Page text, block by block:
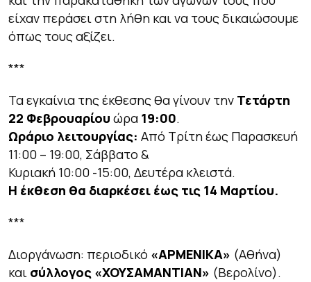
είχαν περάσει στη λήθη και να τους δικαιώσουμε
όπως τους αξίζει.
***
Τα εγκαίνια της έκθεσης θα γίνουν την Τετάρτη
22 Φεβρουαρίου ώρα 19:00.
Ωράριο λειτουργίας: Από Τρίτη έως Παρασκευή
11:00 – 19:00, Σάββατο &
Κυριακή 10:00 -15:00, Δευτέρα κλειστά.
Η έκθεση θα διαρκέσει έως τις 14 Μαρτίου.
***
Διοργάνωση: περιοδικό «ΑΡΜΕΝΙΚΑ» (Αθήνα)
και σύλλογος «ΧΟΥΣΑΜΑΝΤΙΑΝ» (Βερολίνο).